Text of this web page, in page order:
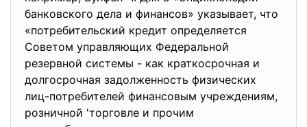
банковского дела и финансов» указывает, что
«потребительский кредит определяется
Советом управляющих Федеральной
резервной системы - как краткосрочная и
долгосрочная задолженность физических
лиц-потребителей финансовым учреждениям,
розничной 'торговле и прочим